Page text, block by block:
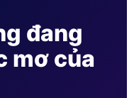
đang
mơ của